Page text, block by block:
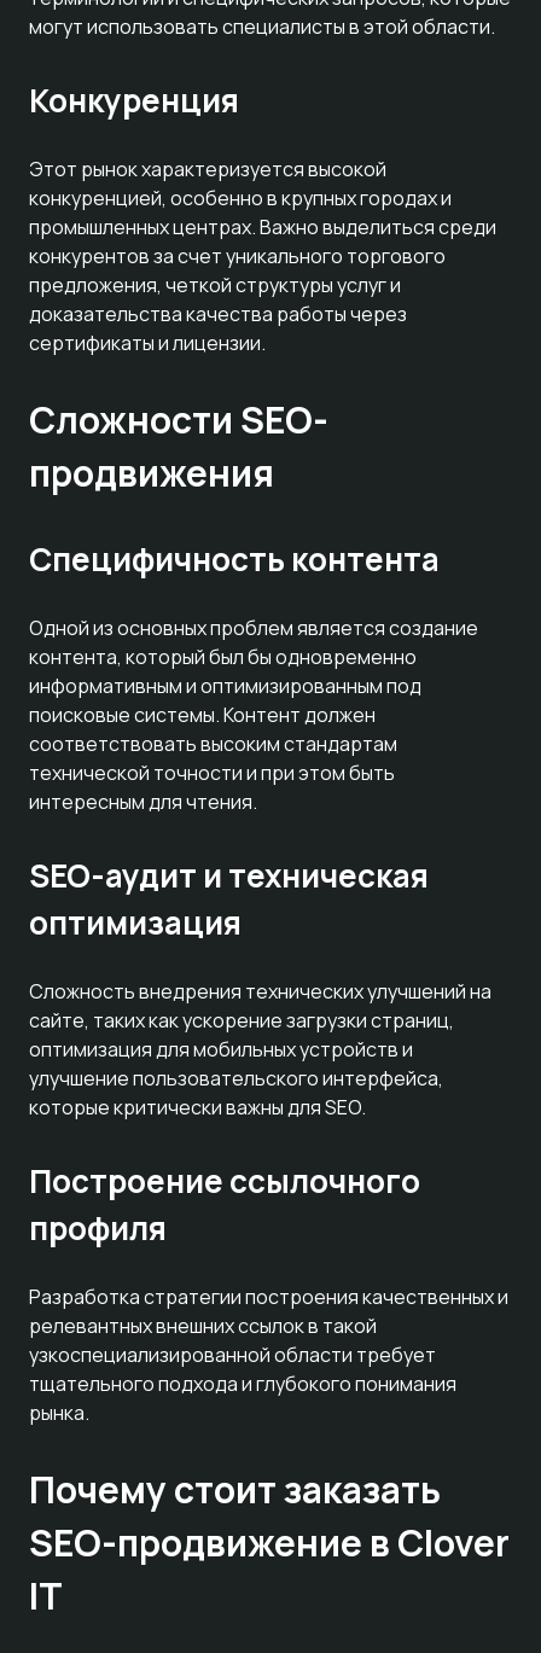
могут использовать специалисты в этой области.
Конкуренция
Этот рынок характеризуется высокой
конкуренцией, особенно в крупных городах и
промышленных центрах. Важно выделиться среди
конкурентов за счет уникального торгового
предложения, четкой структуры услуг и
доказательства качества работы через
сертификаты и лицензии.
Сложности SEO-
продвижения
Специфичность контента
Одной из основных проблем является создание
контента, который был бы одновременно
информативным и оптимизированным под
поисковые системы. Контент должен
соответствовать высоким стандартам
технической точности и при этом быть
интересным для чтения.
SEO-аудит и техническая
оптимизация
Сложность внедрения технических улучшений на
сайте, таких как ускорение загрузки страниц,
оптимизация для мобильных устройств и
улучшение пользовательского интерфейса,
которые критически важны для SEO.
Построение ссылочного
профиля
Разработка стратегии построения качественных и
релевантных внешних ссылок в такой
узкоспециализированной области требует
тщательного подхода и глубокого понимания
рынка.
Почему стоит заказать
SEO-продвижение в Clover
IT